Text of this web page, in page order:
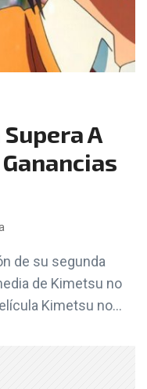
A
de su segunda
de Kimetsu no
Kimetsu no...